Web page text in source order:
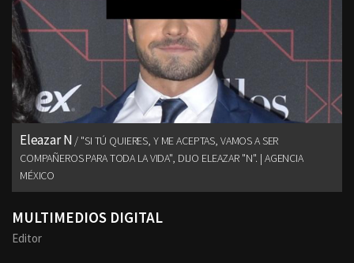
Eleazar N
"SI TÚ QUIERES, Y ME ACEPTAS, VAMOS A SER
COMPAÑEROS PARA TODA LA VIDA", DIJO ELEAZAR "N". | AGENCIA
MÉXICO
MULTIMEDIOS DIGITAL
Editor